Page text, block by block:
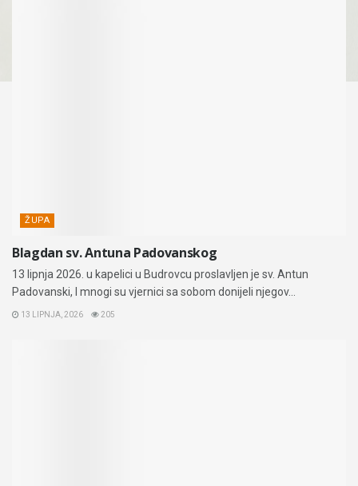
ŽUPA
Blagdan sv. Antuna Padovanskog
13 lipnja 2026. u kapelici u Budrovcu proslavljen je sv. Antun
Padovanski, I mnogi su vjernici sa sobom donijeli njegov...
13 LIPNJA, 2026 205